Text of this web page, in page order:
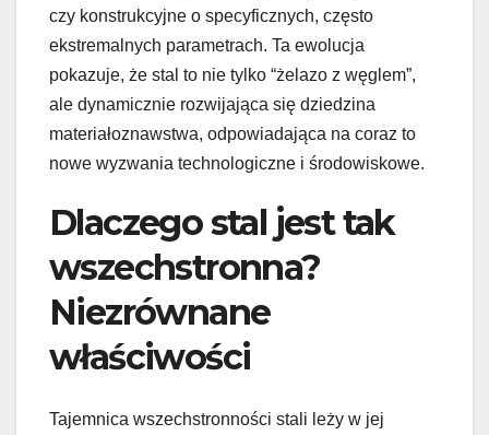
czy konstrukcyjne o specyficznych, często
ekstremalnych parametrach. Ta ewolucja
pokazuje, że stal to nie tylko “żelazo z węglem”,
ale dynamicznie rozwijająca się dziedzina
materiałoznawstwa, odpowiadająca na coraz to
nowe wyzwania technologiczne i środowiskowe.
Dlaczego stal jest tak
wszechstronna?
Niezrównane
właściwości
Tajemnica wszechstronności stali leży w jej